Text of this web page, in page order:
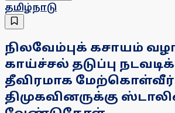
தமிழ்நாடு
நிலவேம்புக் கசாயம்
காய்ச்சல் தடுப்பு
தீவிரமாக
திமுகவினருக்கு